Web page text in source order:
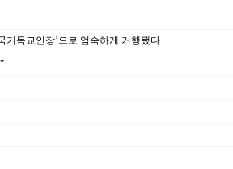
기독교인장’으로 엄숙하게 거행됐다